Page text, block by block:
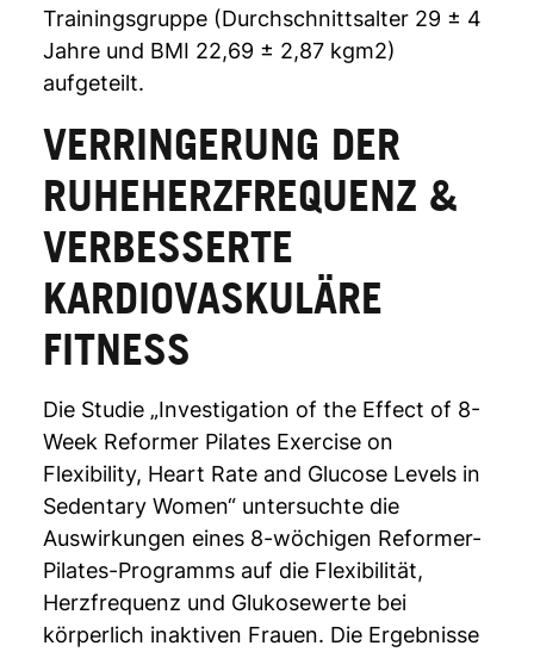
Trainingsgruppe (Durchschnittsalter 29 ± 4
Jahre und BMI 22,69 ± 2,87 kgm2)
aufgeteilt.
VERRINGERUNG DER
RUHEHERZFREQUENZ &
VERBESSERTE
KARDIOVASKULÄRE
FITNESS
Die Studie „Investigation of the Effect of 8-
Week Reformer Pilates Exercise on
Flexibility, Heart Rate and Glucose Levels in
Sedentary Women“ untersuchte die
Auswirkungen eines 8-wöchigen Reformer-
Pilates-Programms auf die Flexibilität,
Herzfrequenz und Glukosewerte bei
körperlich inaktiven Frauen. Die Ergebnisse